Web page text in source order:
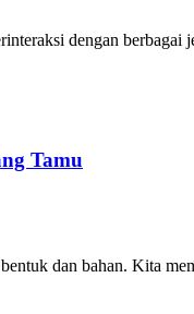
dengan
Tamu
dan bahan. Kita